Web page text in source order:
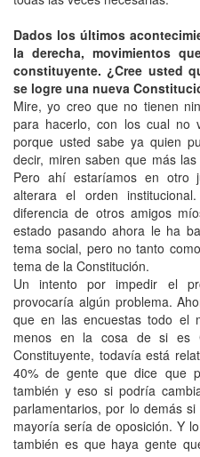
Dados los últimos
la derecha, movimientos
constituyente. ¿Cree usted
se logre una nueva
Mire, yo creo que no tienen
para hacerlo, con los cual no
porque usted sabe ya quien
decir, miren saben que más
Pero ahí estaríamos en otro
alterara el orden
diferencia de otros amigos
estado pasando ahora le ha
tema social, pero no tanto
tema de la Constitución.
Un intento por impedir el
provocaría algún problema.
que en las encuestas todo el
menos en la cosa de si es
Constituyente, todavía está
40% de gente que dice que
también y eso si podría
parlamentarios, por lo demás
mayoría sería de oposición. Y
también es que haya gente